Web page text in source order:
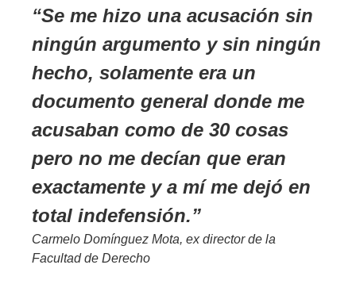
Se me hizo una acusación sin
ningún argumento y sin ningún
hecho, solamente era un
documento general donde me
acusaban como de 30 cosas
pero no me decían que eran
exactamente y a mí me dejó en
total indefensión.
Carmelo Domínguez Mota, ex director de la
Facultad de Derecho